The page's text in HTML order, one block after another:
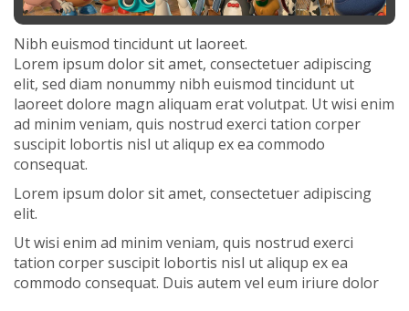
Contact Us
Nibh euismod tincidunt ut laoreet.
Lorem ipsum dolor sit amet, consectetuer adipiscing
elit, sed diam nonummy nibh euismod tincidunt ut
laoreet dolore magn aliquam erat volutpat. Ut wisi enim
ad minim veniam, quis nostrud exerci tation corper
suscipit lobortis nisl ut aliqup ex ea commodo
consequat.
Lorem ipsum dolor sit amet, consectetuer adipiscing
elit.
Ut wisi enim ad minim veniam, quis nostrud exerci
tation corper suscipit lobortis nisl ut aliqup ex ea
commodo consequat. Duis autem vel eum iriure dolor